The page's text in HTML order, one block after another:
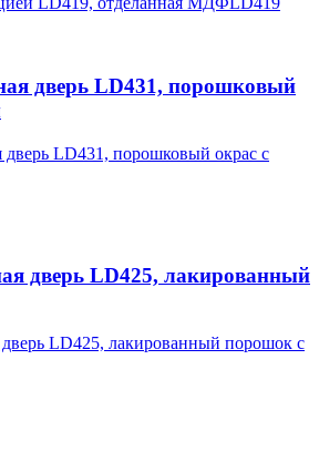
Д-43 30
ДС
C58
дверь LD431, порошковый
дверь LD425, лакированный